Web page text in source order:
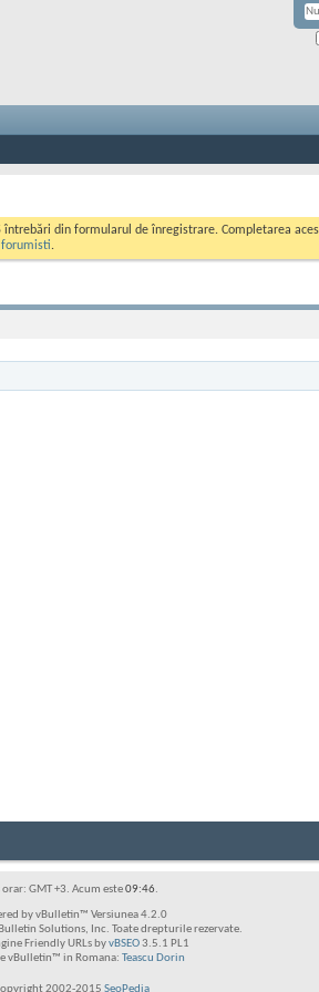
din formularul de înregistrare. Completarea
forumisti.
orar: GMT +3. Acum este09:46.
by vBulletin™ Versiunea 4.2.0
Solutions, Inc. Toate drepturile rezervate.
Friendly URLs byvBSEO3.5.1 PL1
vBulletin™ in Romana: Teascu Dorin
2002-2015 SeoPedia